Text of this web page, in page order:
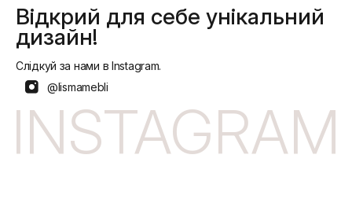
Відкрий для себе унікальний
дизайн!
Слідкуй за нами в Instagram.
@lismamebli
INSTAGRAM